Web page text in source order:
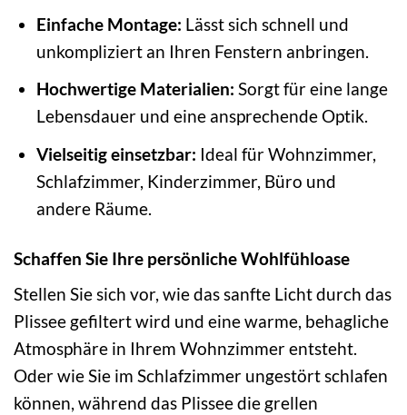
Einfache Montage: Lässt sich schnell und
unkompliziert an Ihren Fenstern anbringen.
Hochwertige Materialien: Sorgt für eine lange
Lebensdauer und eine ansprechende Optik.
Vielseitig einsetzbar: Ideal für Wohnzimmer,
Schlafzimmer, Kinderzimmer, Büro und
andere Räume.
Schaffen Sie Ihre persönliche Wohlfühloase
Stellen Sie sich vor, wie das sanfte Licht durch das
Plissee gefiltert wird und eine warme, behagliche
Atmosphäre in Ihrem Wohnzimmer entsteht.
Oder wie Sie im Schlafzimmer ungestört schlafen
können, während das Plissee die grellen